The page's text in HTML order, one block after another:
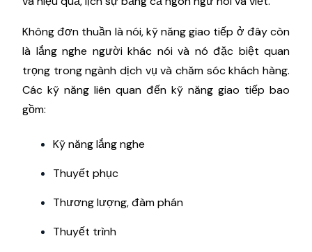
Không đơn thuần là nói, kỹ năng giao tiếp ở đây còn
là lắng nghe người khác nói và nó đặc biệt quan
trọng trong ngành dịch vụ và chăm sóc khách hàng.
Các kỹ năng liên quan đến kỹ năng giao tiếp bao
gồm:
Kỹ năng lắng nghe
Thuyết phục
Thương lượng, đàm phán
Thuyết trình